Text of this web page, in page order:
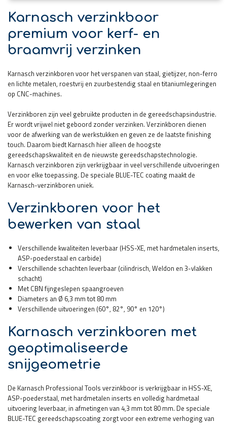
Karnasch verzinkboor
premium voor kerf- en
braamvrij verzinken
Karnasch verzinkboren voor het verspanen van staal, gietijzer, non-ferro
en lichte metalen, roestvrij en zuurbestendig staal en titaniumlegeringen
op CNC-machines.
Verzinkboren zijn veel gebruikte producten in de gereedschapsindustrie.
Er wordt vrijwel niet geboord zonder verzinken. Verzinkboren dienen
voor de afwerking van de werkstukken en geven ze de laatste finishing
touch. Daarom biedt Karnasch hier alleen de hoogste
gereedschapskwaliteit en de nieuwste gereedschapstechnologie.
Karnasch verzinkboren zijn verkrijgbaar in veel verschillende uitvoeringen
en voor elke toepassing. De speciale BLUE-TEC coating maakt de
Karnasch-verzinkboren uniek.
Verzinkboren voor het
bewerken van staal
Verschillende kwaliteiten leverbaar (HSS-XE, met hardmetalen inserts,
ASP-poederstaal en carbide)
Verschillende schachten leverbaar (cilindrisch, Weldon en 3-vlakken
schacht)
Met CBN fijngeslepen spaangroeven
Diameters an Ø 6,3 mm tot 80 mm
Verschillende uitvoeringen (60°, 82°, 90° en 120°)
Karnasch verzinkboren met
geoptimaliseerde
snijgeometrie
De Karnasch Professional Tools verzinkboor is verkrijgbaar in HSS-XE,
ASP-poederstaal, met hardmetalen inserts en volledig hardmetaal
uitvoering leverbaar, in afmetingen van 4,3 mm tot 80 mm. De speciale
BLUE-TEC gereedschapscoating zorgt voor een extreme verhoging van